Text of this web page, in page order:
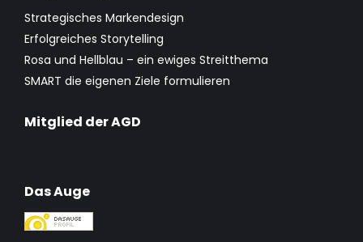
Strategisches Markendesign
Erfolgreiches Storytelling
Rosa und Hellblau – ein ewiges Streitthema
SMART die eigenen Ziele formulieren
Mitglied der AGD
Das Auge